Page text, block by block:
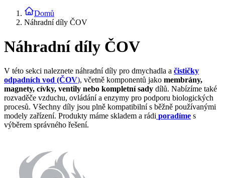
Domů
Náhradní díly ČOV
Náhradní díly ČOV
V této sekci naleznete náhradní díly pro dmychadla a čističky
odpadních vod (ČOV), včetně komponentů jako membrány,
magnety, cívky, ventily nebo kompletní sady dílů. Nabízíme také
rozvaděče vzduchu, ovládání a enzymy pro podporu biologických
procesů. Všechny díly jsou plně kompatibilní s běžně používanými
modely zařízení. Produkty máme skladem a rádi poradíme s
výběrem správného řešení.